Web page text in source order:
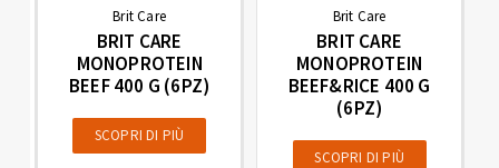
Brit Care
BRIT CARE
MONOPROTEIN
BEEF 400 G (6PZ)
SCOPRI DI PIÙ
Brit Care
BRIT CARE
MONOPROTEIN
BEEF&RICE 400 G
(6PZ)
SCOPRI DI PIÙ